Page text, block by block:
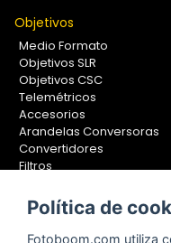
Objetivos
Medio Formato
Objetivos SLR
Objetivos CSC
Telemétricos
Accesorios
Arandelas Conversoras
Convertidores
Filtros
Calibradores
Soportes Fotografía
Política de
Fotoboom.com utiliza